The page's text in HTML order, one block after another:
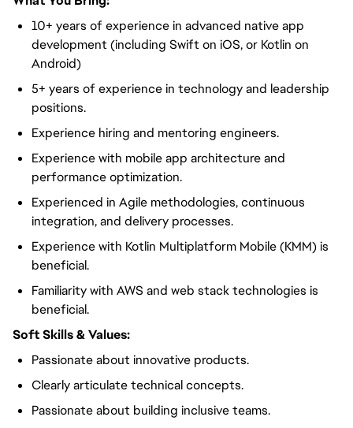
10+ years of experience in advanced native app
development (including Swift on iOS, or Kotlin on
Android)
5+ years of experience in technology and leadership
positions.
Experience hiring and mentoring engineers.
Experience with mobile app architecture and
performance optimization.
Experienced in Agile methodologies, continuous
integration, and delivery processes.
Experience with Kotlin Multiplatform Mobile (KMM) is
beneficial.
Familiarity with AWS and web stack technologies is
beneficial.
Soft Skills & Values:
Passionate about innovative products.
Clearly articulate technical concepts.
Passionate about building inclusive teams.